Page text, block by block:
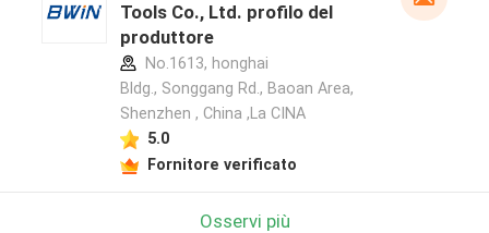
Tools Co., Ltd. profilo del
produttore
No.1613, honghai
Bldg., Songgang Rd., Baoan Area,
Shenzhen , China ,La CINA
5.0
Fornitore verificato
Osservi più